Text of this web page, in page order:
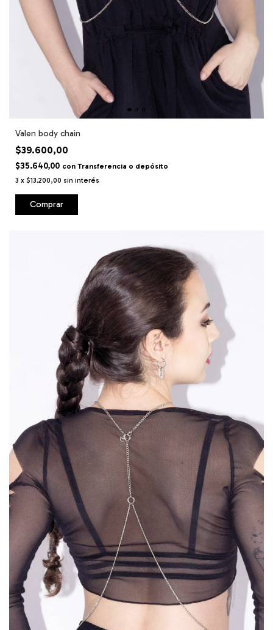
Valen body chain
$39.600,00
$35.640,00 con Transferencia o depósito
3 x $13.200,00 sin interés
Comprar